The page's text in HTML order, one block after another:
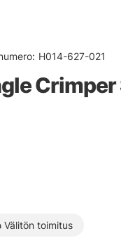
H014-627-021
Välitön toimitus